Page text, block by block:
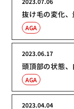
抜け毛の変化
AGA
頭頂部の状態
2023.06.17
AGA
2023.04.04